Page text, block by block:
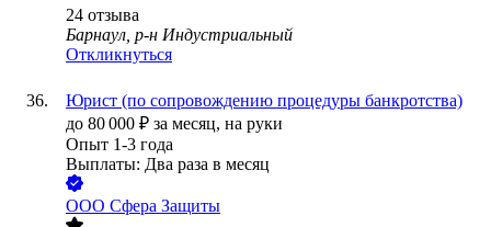
24 отзыва
Барнаул, р-н Индустриальный
Откликнуться
Юрист (по сопровождению процедуры банкротства)
до 80 000 ₽ за месяц, на руки
Опыт 1-3 года
Выплаты: Два раза в месяц
ООО Сфера Защиты